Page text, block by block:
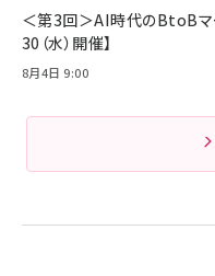
＜第3回＞AI時代のBtoBマ
30（水）開催】
8月4日 9:00